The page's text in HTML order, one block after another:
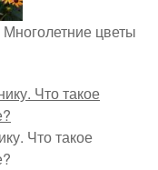
цветы
Что такое